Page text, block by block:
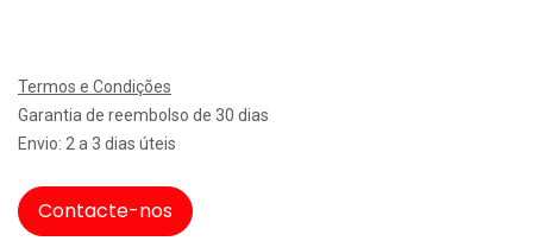
Termos e Condições
Garantia de reembolso de 30 dias
Envio: 2 a 3 dias úteis
Contacte-nos